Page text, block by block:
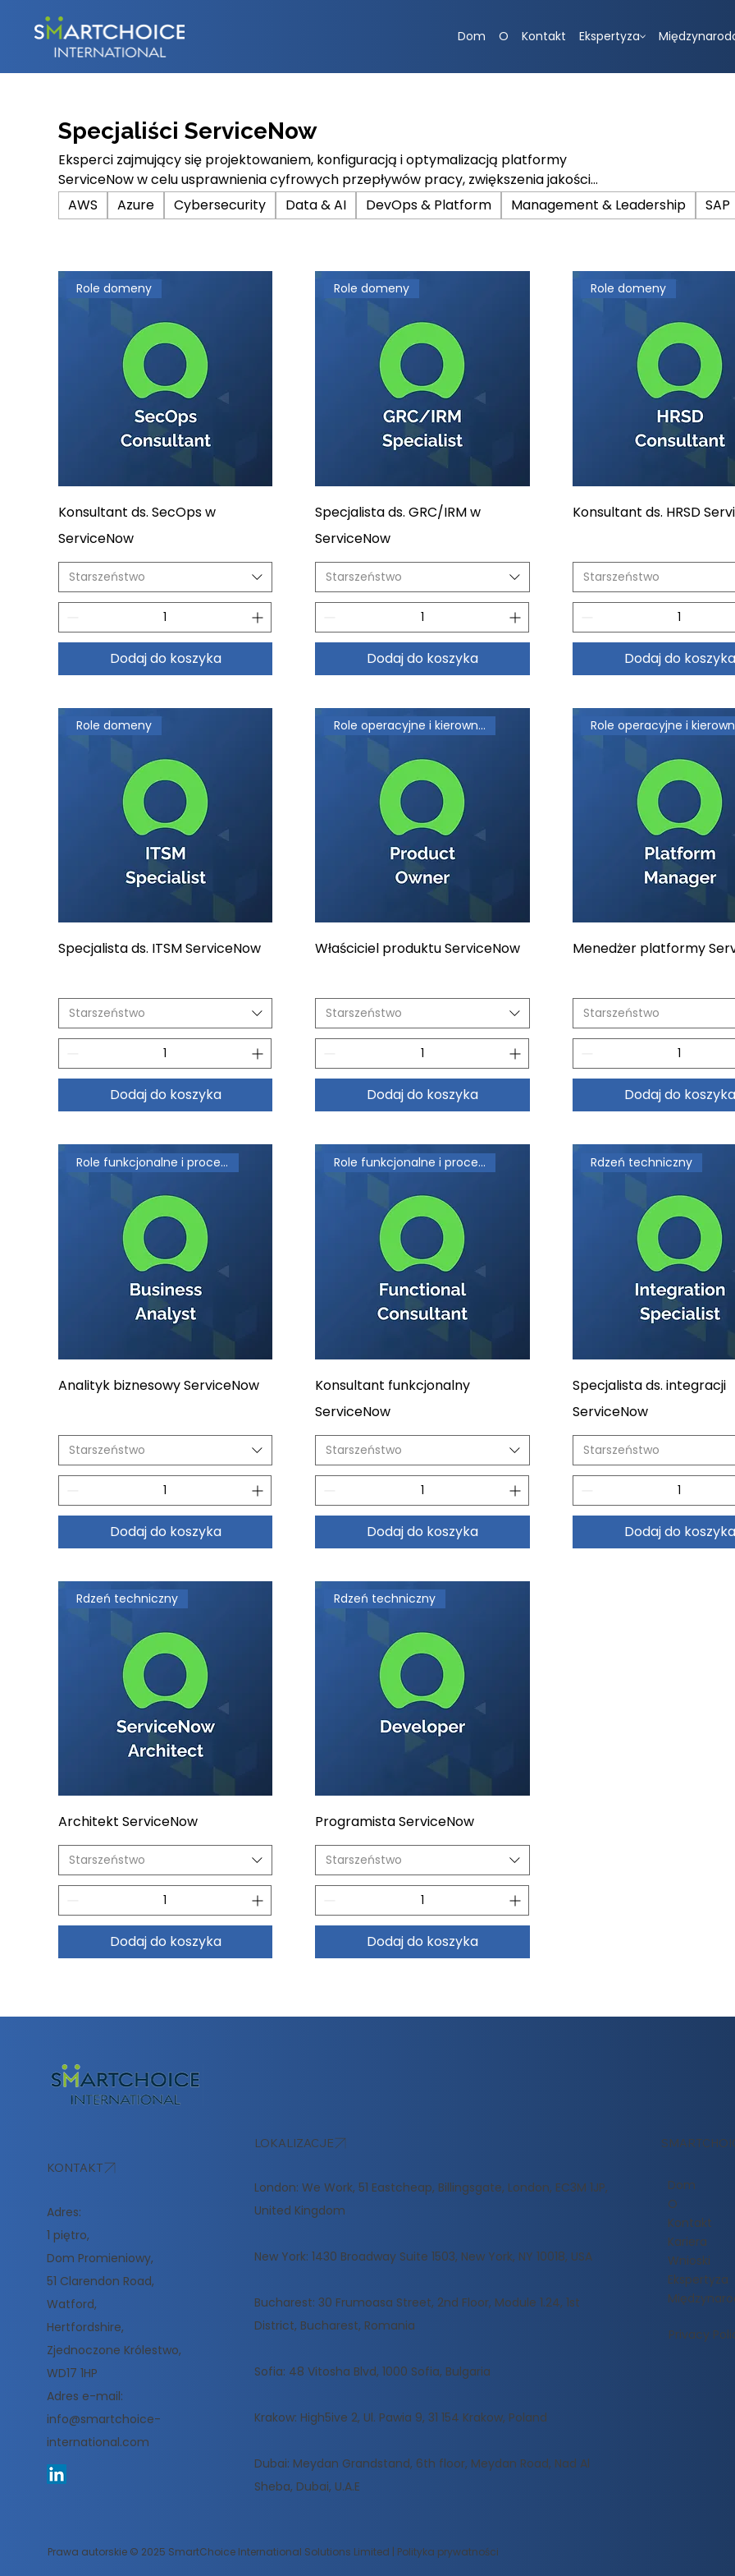
Dom O Kontakt Ekspertyza
Specjaliści ServiceNow
Eksperci zajmujący się projektowaniem, konfiguracją i optymalizacją platformy
ServiceNow w celu usprawnienia cyfrowych przepływów pracy, zwiększenia jakości
świadczonych usług i zwiększenia efektywności operacyjnej w całym
przedsiębiorstwie.
AWS Azure Cybersecurity Data & AI DevOps & Platform Management & Leadership SAP
Role domeny
Konsultant ds. SecOps w
ServiceNow
Starszeństwo
Dodaj do koszyka
Role domeny
Specjalista ds. GRC/IRM w
ServiceNow
Starszeństwo
Dodaj do koszyka
Role domeny
Konsultant ds. HRSD
Starszeństwo
Dodaj do koszyka
Role domeny
Specjalista ds. ITSM ServiceNow
Starszeństwo
Dodaj do koszyka
Role operacyjne i kierownicze
Właściciel produktu ServiceNow
Starszeństwo
Dodaj do koszyka
Menedżer platformy
Starszeństwo
Dodaj do koszyka
Role funkcjonalne i procesowe
Analityk biznesowy ServiceNow
Starszeństwo
Dodaj do koszyka
Role funkcjonalne i procesowe
Konsultant funkcjonalny
ServiceNow
Starszeństwo
Dodaj do koszyka
Rdzeń techniczny
Specjalista ds. integracji
ServiceNow
Starszeństwo
Dodaj do koszyka
Rdzeń techniczny
Architekt ServiceNow
Starszeństwo
Dodaj do koszyka
Rdzeń techniczny
Programista ServiceNow
Starszeństwo
Dodaj do koszyka
KONTAKT
Adres:
1 piętro,
Dom Promieniowy,
51 Clarendon Road,
Watford,
Hertfordshire,
Zjednoczone Królestwo,
WD17 1HP
Adres e-mail:
info@smartchoice-
international.com
LOKALIZACJE
London: We Work, 51 Eastcheap, Billingsgate, London, EC3M 1JP,
United Kingdom
New York: 1430 Broadway Suite 1503, New York, NY 10018, USA
Bucharest: 30 Frumoasa Street, 2nd Floor, Module 1.24, 1st
District, Bucharest, Romania
Sofia: 48 Vitosha Blvd, 1000 Sofia, Bulgaria
Krakow: High5ive 2, Ul. Pawia 9, 31 154 Krakow, Poland
Dubai: Meydan Grandstand, 6th floor, Meydan Road, Nad Al
Sheba, Dubai, U.A.E
Dom
O
Kontakt
Kariera
Wnioski
Ekspertyza
Privacy
Prawa autorskie © 2025 SmartChoice International Solutions Limited | Polityka prywatności